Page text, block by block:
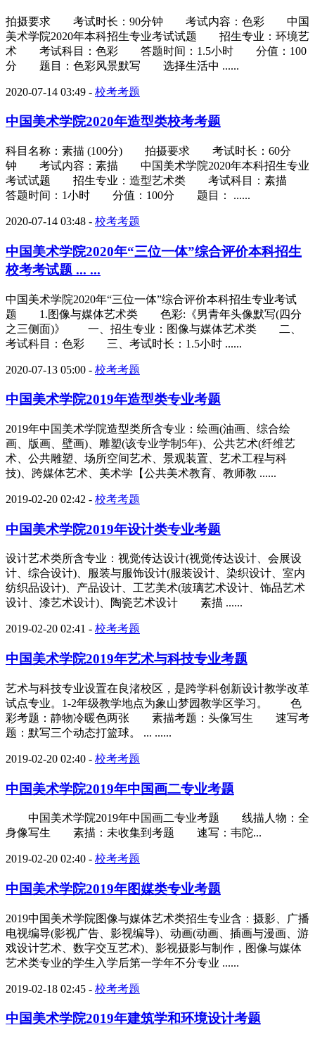
拍摄要求 考试时长：90分钟 考试内容：色彩 中国
美术学院2020年本科招生专业考试试题 招生专业：环境艺
术 考试科目：色彩 答题时间：1.5小时 分值：100
分 题目：色彩风景默写 选择生活中 ......
2020-07-14 03:49 - 校考考题
中国美术学院2020年造型类校考考题
科目名称：素描 (100分) 拍摄要求 考试时长：60分
钟 考试内容：素描 中国美术学院2020年本科招生专业
考试试题 招生专业：造型艺术类 考试科目：素描
答题时间：1小时 分值：100分 题目： ......
2020-07-14 03:48 - 校考考题
中国美术学院2020年“三位一体”综合评价本科招生
校考考试题 ... ...
中国美术学院2020年“三位一体”综合评价本科招生专业考试
题 1.图像与媒体艺术类 色彩:《男青年头像默写(四分
之三侧面)》 一、招生专业：图像与媒体艺术类 二、
考试科目：色彩 三、考试时长：1.5小时 ......
2020-07-13 05:00 - 校考考题
中国美术学院2019年造型类专业考题
2019年中国美术学院造型类所含专业：绘画(油画、综合绘
画、版画、壁画)、雕塑(该专业学制5年)、公共艺术(纤维艺
术、公共雕塑、场所空间艺术、景观装置、艺术工程与科
技)、跨媒体艺术、美术学【公共美术教育、教师教 ......
2019-02-20 02:42 - 校考考题
中国美术学院2019年设计类专业考题
设计艺术类所含专业：视觉传达设计(视觉传达设计、会展设
计、综合设计)、服装与服饰设计(服装设计、染织设计、室内
纺织品设计)、产品设计、工艺美术(玻璃艺术设计、饰品艺术
设计、漆艺术设计)、陶瓷艺术设计 素描 ......
2019-02-20 02:41 - 校考考题
中国美术学院2019年艺术与科技专业考题
艺术与科技专业设置在良渚校区，是跨学科创新设计教学改革
试点专业。1-2年级教学地点为象山梦园教学区学习。 色
彩考题：静物冷暖色两张 素描考题：头像写生 速写考
题：默写三个动态打篮球。 ... ......
2019-02-20 02:40 - 校考考题
中国美术学院2019年中国画二专业考题
中国美术学院2019年中国画二专业考题 线描人物：全
身像写生 素描：未收集到考题 速写：韦陀...
2019-02-20 02:40 - 校考考题
中国美术学院2019年图媒类专业考题
2019中国美术学院图像与媒体艺术类招生专业含：摄影、广播
电视编导(影视广告、影视编导)、动画(动画、插画与漫画、游
戏设计艺术、数字交互艺术)、影视摄影与制作，图像与媒体
艺术类专业的学生入学后第一学年不分专业 ......
2019-02-18 02:45 - 校考考题
中国美术学院2019年建筑学和环境设计考题